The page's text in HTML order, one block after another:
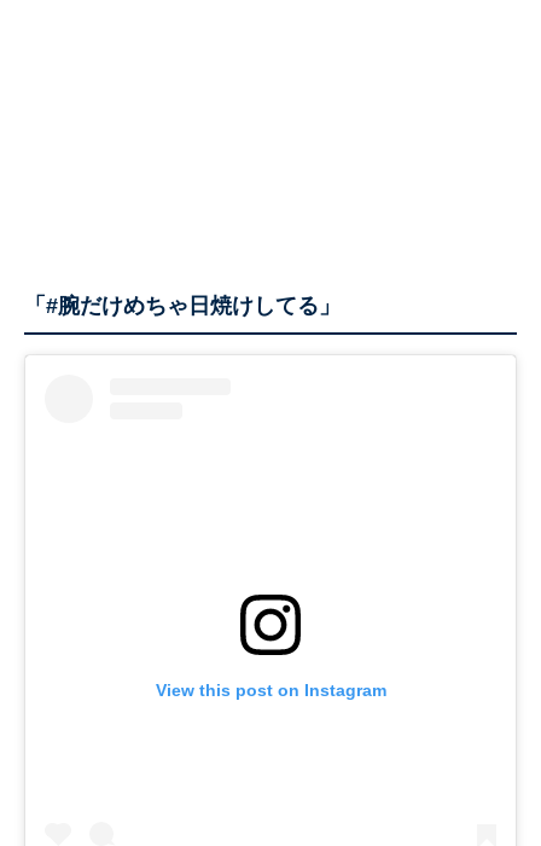
「#腕だけめちゃ日焼けしてる」
View this post on Instagram